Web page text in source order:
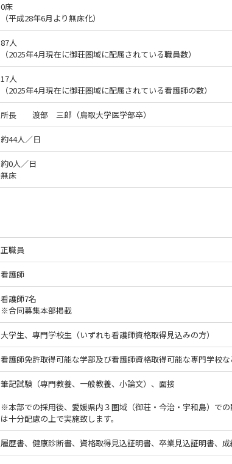
0床
（平成28年6月より無床化）
87人
（2025年4月現在に御荘圏域に配属されている職員数）
17人
（2025年4月現在に御荘圏域に配属されている看護師の数）
所長 渡部 三郎（鳥取大学医学部卒）
約44人／日
約0人／日
無床
正職員
看護師
看護師7名
※合同募集本部掲載
大学生、専門学校生（いずれも看護師資格取得見込みの方）
看護師免許取得可能な学部及び看護師資格取得可能な専門学校
筆記試験（専門教養、一般教養、小論文）、面接
※本部での採用後、愛媛県内３圏域（御荘・今治・宇和島）で
は十分配慮の上で実施致します。
履歴書、健康診断書、資格取得見込証明書、卒業見込証明書、